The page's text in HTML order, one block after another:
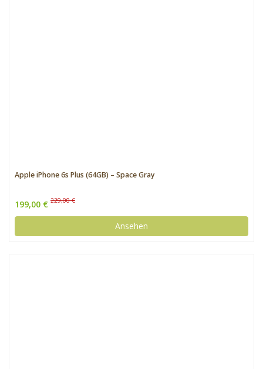
Apple iPhone 6s Plus (64GB) – Space Gray
199,00 € 229,00 €
Ansehen